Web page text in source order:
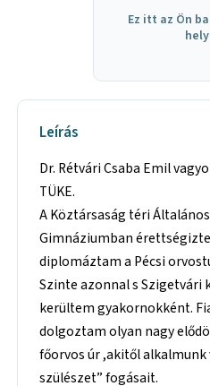
Ez itt az Ön
Leírás
Dr. Rétvári Csaba Emil
TÜKE.
A Köztársaság téri
Gimnáziumban
diplomáztam a Pécsi
Szinte azonnal s Szigetvári
kerültem gyakornokként.
dolgoztam olyan nagy
főorvos úr ,akitől alkalmunk
szülészet” fogásait.